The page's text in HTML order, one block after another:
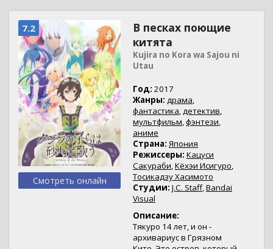
7.2
Смотреть онлайн
В песках поющие
китята
Kujira no Kora wa Sajou ni
Utau
Год: 2017
Жанры: драма,
фантастика,детектив,
мультфильм,фэнтези,
аниме
Страна: Япония
Режиссеры: Кацуси
Сакураби,Кёхэи Исигуро,
Тосикадзу Хасимото
Студии: J.C. Staff,Bandai
Visual
Описание:
Тякуро 14 лет, и он -
архивариус в Грязном